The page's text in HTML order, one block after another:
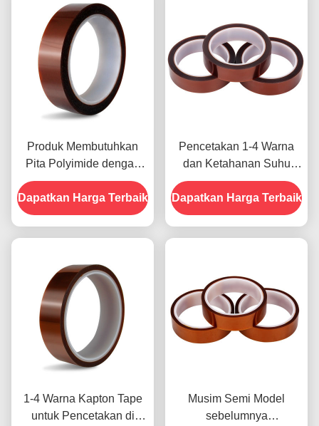
Produk Membutuhkan
Pita Polyimide dengan
Resistensi Tegangan
1000V
Dapatkan Harga Terbaik
Pencetakan 1-4 Warna
dan Ketahanan Suhu
-10C-80C Metode
Pembayaran Kartu Kredit
untuk Model Sebelumnya
Dapatkan Harga Terbaik
1-4 Warna Kapton Tape
untuk Pencetakan di
Musim Semi Model
sebelumnya